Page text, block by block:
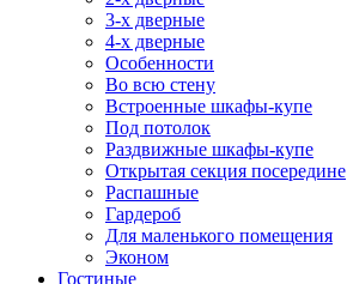
3-х дверные
4-х дверные
Особенности
Во всю стену
Встроенные шкафы-купе
Под потолок
Раздвижные шкафы-купе
Открытая секция посередине
Распашные
Гардероб
Для маленького помещения
Эконом
Гостиные